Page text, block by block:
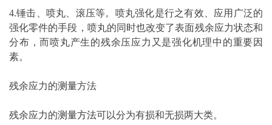
4.锤击、喷丸、滚压等。喷丸强化是行之有效、应用广泛的
强化零件的手段，喷丸的同时也改变了表面残余应力状态和
分布，而喷丸产生的残余压应力又是强化机理中的重要因
素。
残余应力的测量方法
残余应力的测量方法可以分为有损和无损两大类。